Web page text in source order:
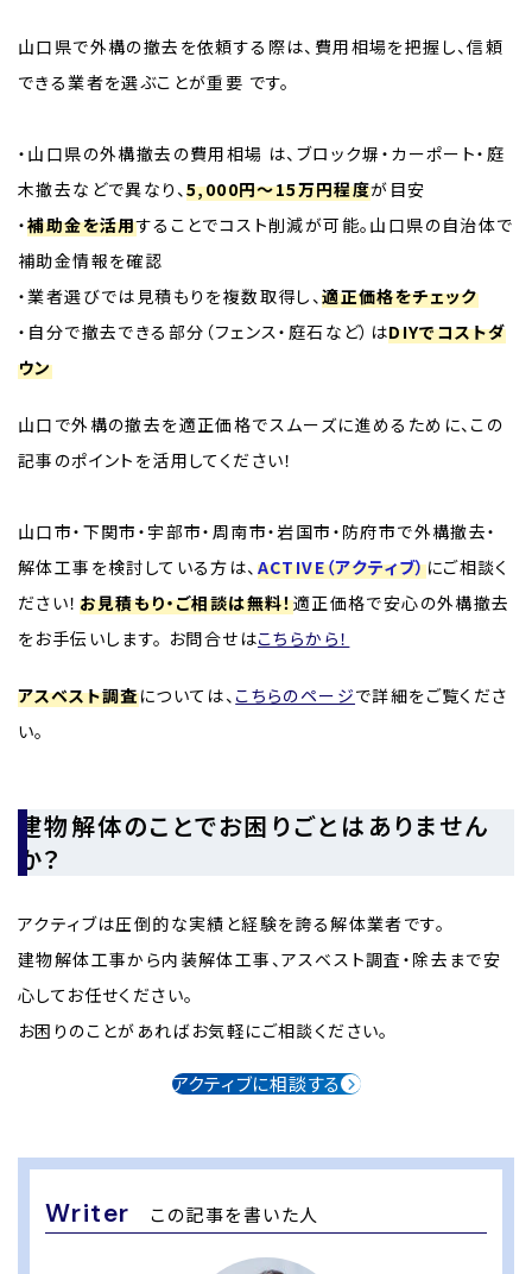
山口県で外構の撤去を依頼する際は、費用相場を把握し、信頼
できる業者を選ぶことが重要 です。
・山口県の外構撤去の費用相場 は、ブロック塀・カーポート・庭
木撤去などで異なり、5,000円～15万円程度が目安
・補助金を活用することでコスト削減が可能。山口県の自治体で
補助金情報を確認
・業者選びでは見積もりを複数取得し、適正価格をチェック
・自分で撤去できる部分（フェンス・庭石など）はDIYでコストダ
ウン
山口で外構の撤去を適正価格でスムーズに進めるために、この
記事のポイントを活用してください！
山口市・下関市・宇部市・周南市・岩国市・防府市で外構撤去・
解体工事を検討している方は、 ACTIVE（アクティブ）にご相談く
ださい！ お見積もり・ご相談は無料！適正価格で安心の外構撤去
をお手伝いします。 お問合せはこちらから！
アスベスト調査については、 こちらのページで詳細をご覧くださ
い。
建物解体のことでお困りごとはありません
か？
アクティブは圧倒的な実績と経験を誇る解体業者です。
建物解体工事から内装解体工事、アスベスト調査・除去まで安
心してお任せください。
お困りのことがあればお気軽にご相談ください。
アクティブに相談する
Writer この記事を書いた人